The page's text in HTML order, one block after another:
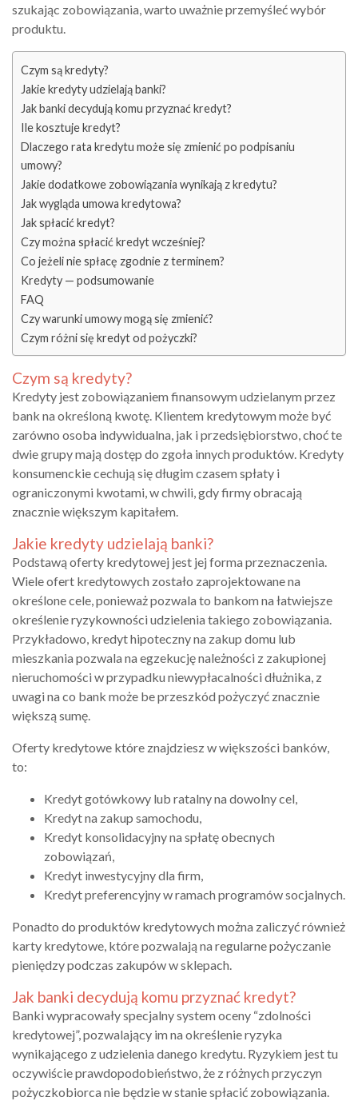
szukając zobowiązania, warto uważnie przemyśleć wybór
produktu.
Czym są kredyty?
Jakie kredyty udzielają banki?
Jak banki decydują komu przyznać kredyt?
Ile kosztuje kredyt?
Dlaczego rata kredytu może się zmienić po podpisaniu
umowy?
Jakie dodatkowe zobowiązania wynikają z kredytu?
Jak wygląda umowa kredytowa?
Jak spłacić kredyt?
Czy można spłacić kredyt wcześniej?
Co jeżeli nie spłacę zgodnie z terminem?
Kredyty — podsumowanie
FAQ
Czy warunki umowy mogą się zmienić?
Czym różni się kredyt od pożyczki?
Czym są kredyty?
Kredyty jest zobowiązaniem finansowym udzielanym przez
bank na określoną kwotę. Klientem kredytowym może być
zarówno osoba indywidualna, jak i przedsiębiorstwo, choć te
dwie grupy mają dostęp do zgoła innych produktów. Kredyty
konsumenckie cechują się długim czasem spłaty i
ograniczonymi kwotami, w chwili, gdy firmy obracają
znacznie większym kapitałem.
Jakie kredyty udzielają banki?
Podstawą oferty kredytowej jest jej forma przeznaczenia.
Wiele ofert kredytowych zostało zaprojektowane na
określone cele, ponieważ pozwala to bankom na łatwiejsze
określenie ryzykowności udzielenia takiego zobowiązania.
Przykładowo, kredyt hipoteczny na zakup domu lub
mieszkania pozwala na egzekucję należności z zakupionej
nieruchomości w przypadku niewypłacalności dłużnika, z
uwagi na co bank może be przeszkód pożyczyć znacznie
większą sumę.
Oferty kredytowe które znajdziesz w większości banków,
to:
Kredyt gotówkowy lub ratalny na dowolny cel,
Kredyt na zakup samochodu,
Kredyt konsolidacyjny na spłatę obecnych
zobowiązań,
Kredyt inwestycyjny dla firm,
Kredyt preferencyjny w ramach programów socjalnych.
Ponadto do produktów kredytowych można zaliczyć również
karty kredytowe, które pozwalają na regularne pożyczanie
pieniędzy podczas zakupów w sklepach.
Jak banki decydują komu przyznać kredyt?
Banki wypracowały specjalny system oceny “zdolności
kredytowej”, pozwalający im na określenie ryzyka
wynikającego z udzielenia danego kredytu. Ryzykiem jest tu
oczywiście prawdopodobieństwo, że z różnych przyczyn
pożyczkobiorca nie będzie w stanie spłacić zobowiązania.